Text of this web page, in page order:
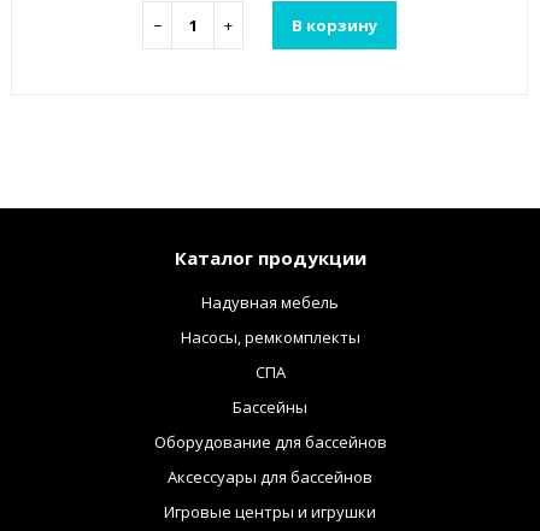
− + В корзину
Каталог продукции
Надувная мебель
Насосы, ремкомплекты
СПА
Бассейны
Оборудование для бассейнов
Аксессуары для бассейнов
Игровые центры и игрушки